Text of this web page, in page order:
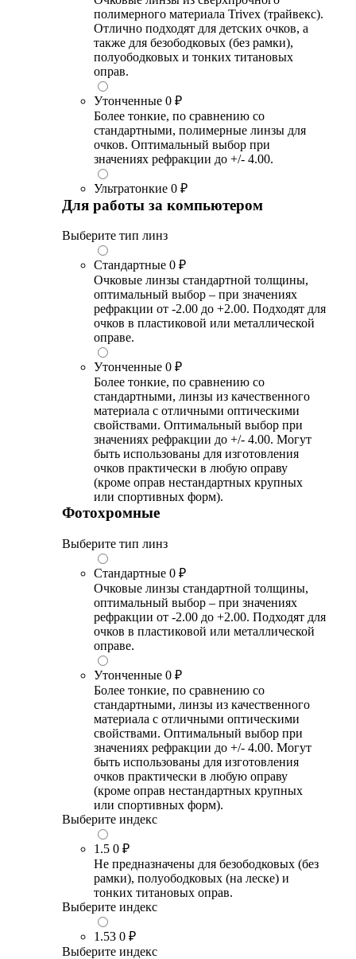
полимерного материала Trivex (трайвекс).
Отлично подходят для детских очков, а
также для безободковых (без рамки),
полуободковых и тонких титановых
оправ.
Утонченные 0 ₽
Более тонкие, по сравнению со
стандартными, полимерные линзы для
очков. Оптимальный выбор при
значениях рефракции до +/- 4.00.
Ультратонкие 0 ₽
Для работы за компьютером
Выберите тип линз
Стандартные 0 ₽
Очковые линзы стандартной толщины,
оптимальный выбор – при значениях
рефракции от -2.00 до +2.00. Подходят для
очков в пластиковой или металлической
оправе.
Утонченные 0 ₽
Более тонкие, по сравнению со
стандартными, линзы из качественного
материала с отличными оптическими
свойствами. Оптимальный выбор при
значениях рефракции до +/- 4.00. Могут
быть использованы для изготовления
очков практически в любую оправу
(кроме оправ нестандартных крупных
или спортивных форм).
Фотохромные
Выберите тип линз
Стандартные 0 ₽
Очковые линзы стандартной толщины,
оптимальный выбор – при значениях
рефракции от -2.00 до +2.00. Подходят для
очков в пластиковой или металлической
оправе.
Утонченные 0 ₽
Более тонкие, по сравнению со
стандартными, линзы из качественного
материала с отличными оптическими
свойствами. Оптимальный выбор при
значениях рефракции до +/- 4.00. Могут
быть использованы для изготовления
очков практически в любую оправу
(кроме оправ нестандартных крупных
или спортивных форм).
Выберите индекс
1.5 0 ₽
Не предназначены для безободковых (без
рамки), полуободковых (на леске) и
тонких титановых оправ.
Выберите индекс
1.53 0 ₽
Выберите индекс